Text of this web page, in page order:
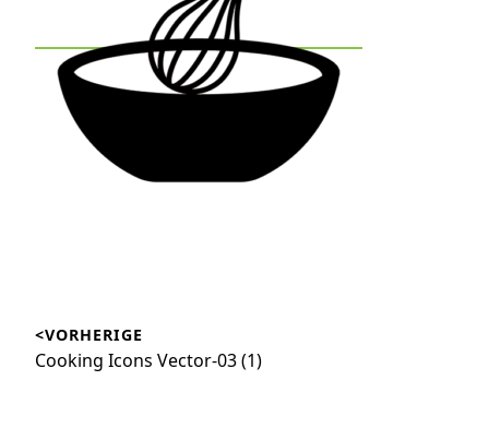
<VORHERIGE
Vorheriger
Cooking Icons Vector-03 (1)